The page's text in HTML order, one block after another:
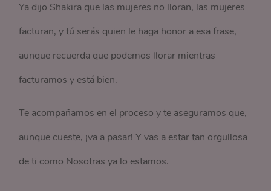
Ya dijo Shakira que las mujeres no lloran, las mujeres
facturan, y tú serás quien le haga honor a esa frase,
aunque recuerda que podemos llorar mientras
facturamos y está bien.
Te acompañamos en el proceso y te aseguramos que,
aunque cueste, ¡va a pasar! Y vas a estar tan orgullosa
de ti como Nosotras ya lo estamos.